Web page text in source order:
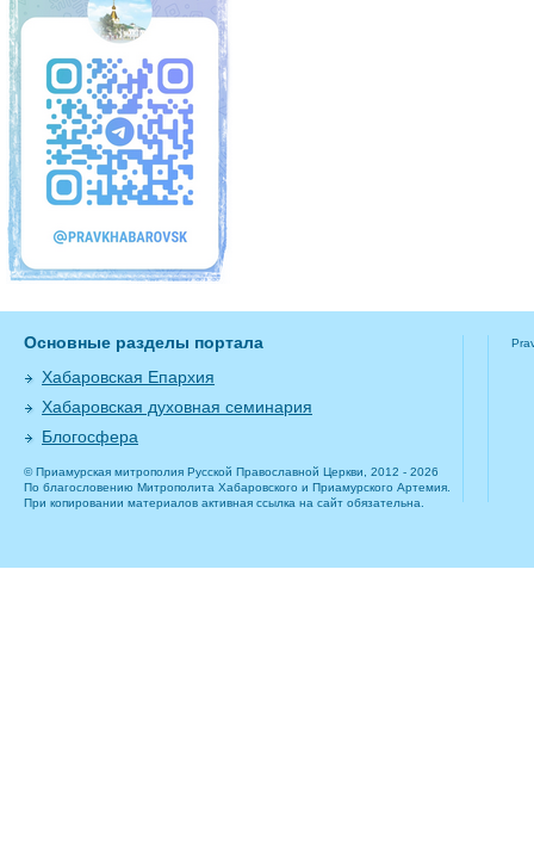
Основные разделы портала
Хабаровская Епархия
Хабаровская духовная семинария
Блогосфера
© Приамурская митрополия Русской Православной Церкви, 2012 - 2026
По благословению Митрополита Хабаровского и Приамурского Артемия.
При копировании материалов активная ссылка на сайт обязательна.